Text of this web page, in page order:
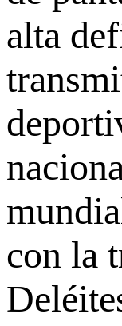
alta
con la